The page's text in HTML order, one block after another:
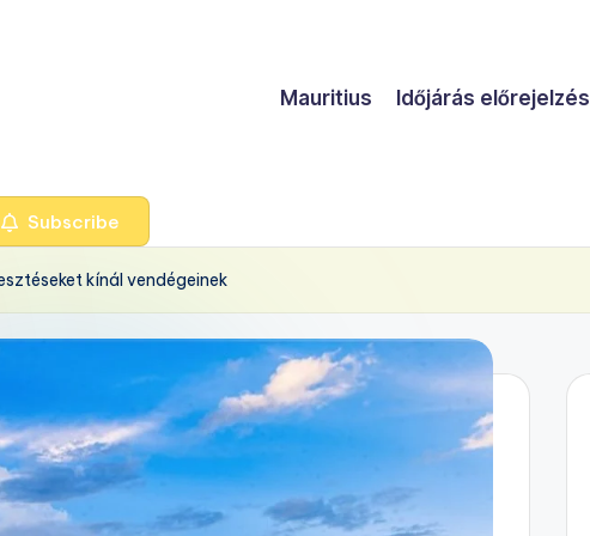
Mauritius Időjárás előrejelzés
Subscribe
kínál vendégeinek